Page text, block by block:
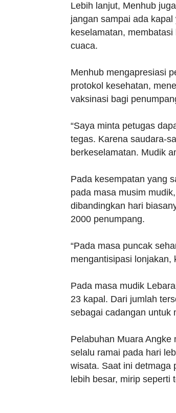
Lebih lanjut, Menhub
jangan sampai ada
keselamatan,
cuaca.
Menhub mengapresiasi
protokol kesehatan,
vaksinasi bagi
“Saya minta petugas
tegas. Karena saudara-
berkeselamatan. Mudik
Pada kesempatan yang
pada masa musim
dibandingkan hari
2000 penumpang.
“Pada masa puncak
mengantisipasi lonjakan,
Pada masa mudik
23 kapal. Dari jumlah
sebagai cadangan untuk
Pelabuhan Muara
selalu ramai pada hari
wisata. Saat ini detmaga
lebih besar, mirip